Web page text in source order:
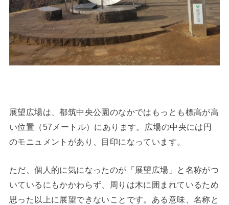
展望広場は、都筑中央公園のなかではもっとも標高が高
い位置（57メートル）にあります。広場の中央には円
のモニュメントがあり、目印になっています。
ただ、個人的に気になったのが「展望広場」と名称がつ
いているにもかかわらず、周りは木に囲まれているため
思った以上に展望できないことです。ある意味、名称と